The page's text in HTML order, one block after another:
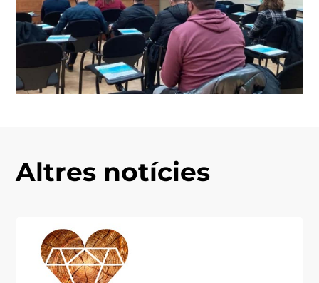
Altres notícies